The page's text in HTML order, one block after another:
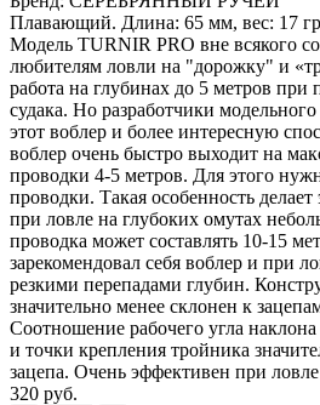
Плавающий. Длина: 65 мм, вес: 17
Модель TURNIR PRO вне всякого
любителям ловли на "дорожку" и
работа на глубинах до 5 метров
судака. Но разработчики
этот воблер и более интересную
воблер очень быстро выходит на
проводки 4-5 метров. Для этого
проводки. Такая особенность
при ловле на глубоких омутах
проводка может составлять 10-15
зарекомендовал себя воблер и при
резкими перепадами глубин.
значительно менее склонен к
Соотношение рабочего угла
и точки крепления тройника
зацепа. Очень эффективен при
320 руб.